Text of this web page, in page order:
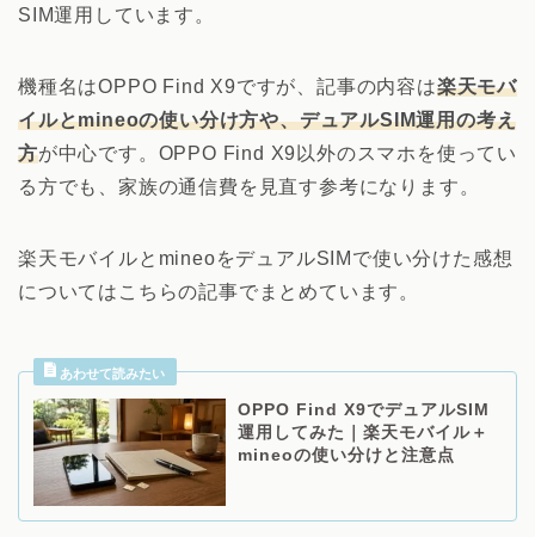
SIM運用しています。
機種名はOPPO Find X9ですが、記事の内容は楽天モバ
イルとmineoの使い分け方や、デュアルSIM運用の考え
方が中心です。OPPO Find X9以外のスマホを使ってい
る方でも、家族の通信費を見直す参考になります。
楽天モバイルとmineoをデュアルSIMで使い分けた感想
についてはこちらの記事でまとめています。
OPPO Find X9でデュアルSIM
運用してみた｜楽天モバイル＋
mineoの使い分けと注意点